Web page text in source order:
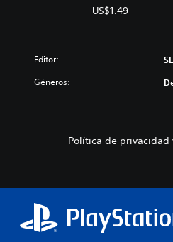
US$1.49
Editor:
Géneros:
Política de privacidad